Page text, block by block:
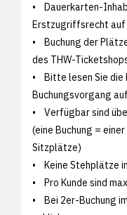
• Dauerkarten-
Erstzugriffsrecht auf
• Buchung der
des THW-
• Bitte lesen Sie die
Buchungsvorgang
• Verfügbar sind
(eine Buchung =
Sitzplätze)
• Keine Stehplätze
• Pro Kunde sind
• Bei 2er-Buchung